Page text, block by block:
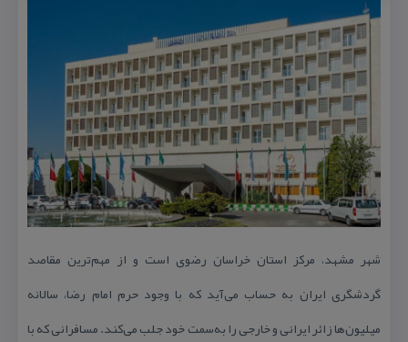
شهر مشهد، مركز استان خراسان رضوی است و از مهم‌ترین مقاصد
گردشگری ایران به حساب می‌آید كه با وجود حرم امام رضا، سالانه
میلیون‌ها زائر ایرانی و خارجی را به‌سمت خود جلب می‌كند. مسافرانی كه با